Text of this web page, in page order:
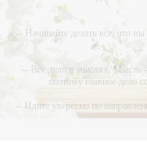
-- Начинайте делать все, что
-- Все дело в мыслях. Мысль
поэтому главное дело
-- Идите уверенно по